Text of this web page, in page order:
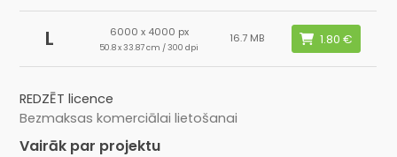
L 6000 x 4000 px
50.8 x 33.87 cm / 300 dpi
16.7 MB
REDZĒT licence
Bezmaksas komerciālai lietošanai
Vairāk par projektu